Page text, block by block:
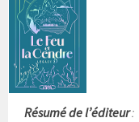
Résumé de l’éditeur: